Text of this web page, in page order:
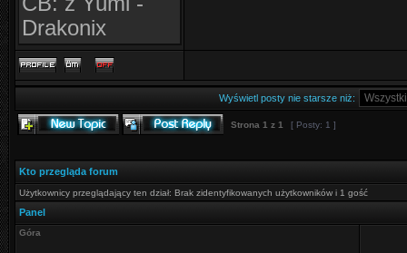
Drakonix
Wyświetl posty nie starsze niż:
Strona 1 z 1 [ Posty: 1 ]
Kto przegląda forum
Użytkownicy przeglądający ten dział: Brak zidentyfikowanych użytkowników i 1 gość
Panel
Góra